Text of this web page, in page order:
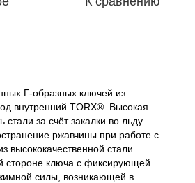
Г-образных ключей из
внутренний TORX®. Высокая
стали за счёт закалки во льду
ржавчины при работе с
высококачественной стали.
стороне ключа с фиксирующей
силы, возникающей в